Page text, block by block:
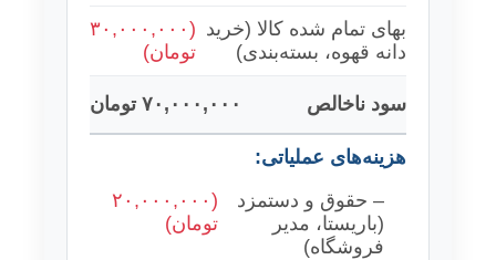
بهای تمام شده کالا (خرید
دانه قهوه، بسته‌بندی)
(۳۰,۰۰۰,۰۰۰
تومان)
سود ناخالص ۷۰,۰۰۰,۰۰۰ تومان
هزینه‌های عملیاتی:
– حقوق و دستمزد
(باریستا، مدیر
فروشگاه)
(۲۰,۰۰۰,۰۰۰
تومان)